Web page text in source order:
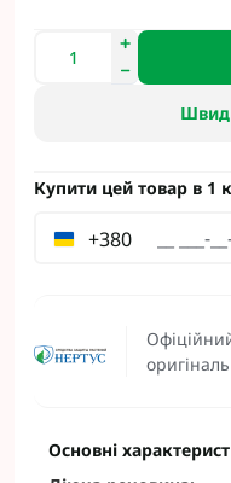
Купити цей товар в 1
+380
Основні